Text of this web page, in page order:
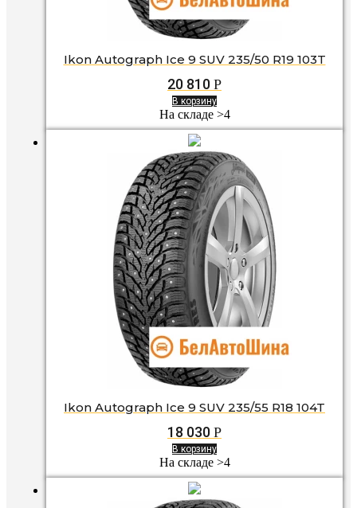
Ikon Autograph Ice 9 SUV 235/50 R19 103T
20 810 Р
В корзину
На складе >4
Ikon Autograph Ice 9 SUV 235/55 R18 104T
18 030 Р
В корзину
На складе >4